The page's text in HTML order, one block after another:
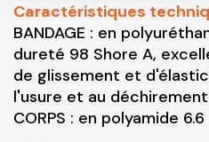
Caractéristiques
BANDAGE : en
dureté 98 Shore A,
de glissement et
l'usure et au déchirement
CORPS : en polyamide 6.6